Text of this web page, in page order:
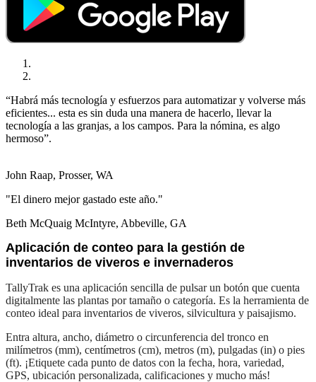
“Habrá más tecnología y esfuerzos para automatizar y volverse más
eficientes... esta es sin duda una manera de hacerlo, llevar la
tecnología a las granjas, a los campos. Para la nómina, es algo
hermoso”.
John Raap, Prosser, WA
"El dinero mejor gastado este año."
Beth McQuaig McIntyre, Abbeville, GA
Aplicación de conteo para la gestión de
inventarios de viveros e invernaderos
TallyTrak es una aplicación sencilla de pulsar un botón que cuenta
digitalmente las plantas por tamaño o categoría. Es la herramienta de
conteo ideal para inventarios de viveros, silvicultura y paisajismo.
Entra altura, ancho, diámetro o circunferencia del tronco en
milímetros (mm), centímetros (cm), metros (m), pulgadas (in) o pies
(ft). ¡Etiquete cada punto de datos con la fecha, hora, variedad,
GPS, ubicación personalizada, calificaciones y mucho más!